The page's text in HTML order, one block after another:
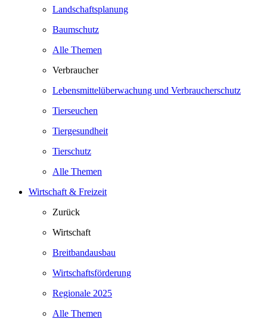
Landschaftsplanung
Baumschutz
Alle Themen
Verbraucher
Lebensmittelüberwachung und Verbraucherschutz
Tierseuchen
Tiergesundheit
Tierschutz
Alle Themen
Wirtschaft & Freizeit
Zurück
Wirtschaft
Breitbandausbau
Wirtschaftsförderung
Regionale 2025
Alle Themen